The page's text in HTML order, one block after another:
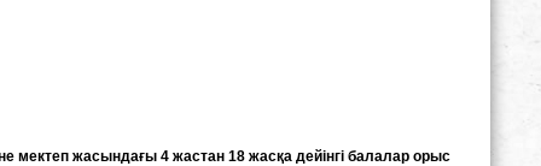
мектеп жасындағы 4 жастан 18 жасқа дейінгі балалар орыс